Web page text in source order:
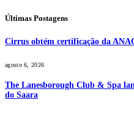
Últimas Postagens
Cirrus obtém certificação da
agosto 6, 2026
The Lanesborough Club & Spa
do Saara